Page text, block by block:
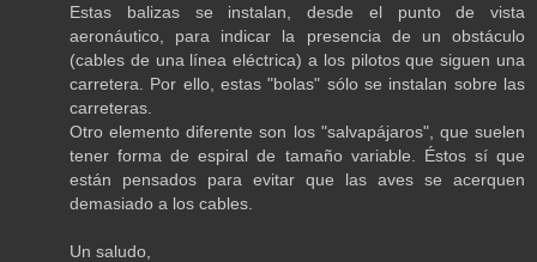
Estas balizas se instalan, desde el punto de vista
aeronáutico, para indicar la presencia de un obstáculo
(cables de una línea eléctrica) a los pilotos que siguen una
carretera. Por ello, estas "bolas" sólo se instalan sobre las
carreteras.
Otro elemento diferente son los "salvapájaros", que suelen
tener forma de espiral de tamaño variable. Éstos sí que
están pensados para evitar que las aves se acerquen
demasiado a los cables.
Un saludo,